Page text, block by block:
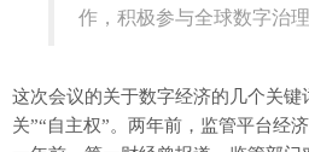
作，积极参与全球数字治理
这次会议的关于数字经济的几个关键
关”“自主权”。两年前，监管平台经